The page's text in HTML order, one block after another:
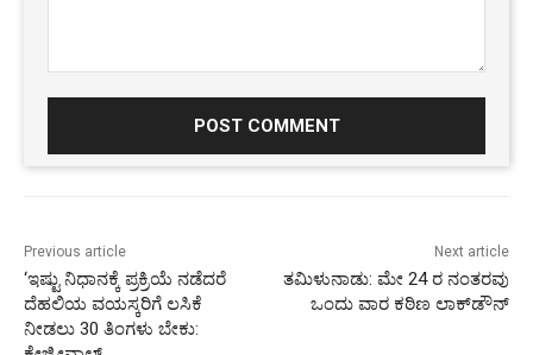
Previous article
‘ಇಷ್ಟು ನಿಧಾನಕ್ಕೆ ಪ್ರಕ್ರಿಯೆ ನಡೆದರೆ
ದೆಹಲಿಯ ವಯಸ್ಕರಿಗೆ ಲಸಿಕೆ
ನೀಡಲು 30 ತಿಂಗಳು ಬೇಕು:
Next article
ತಮಿಳುನಾಡು: ಮೇ 24 ರ ನಂತರವು
ಒಂದು ವಾರ ಕಠಿಣ ಲಾಕ್‌ಡೌನ್‌